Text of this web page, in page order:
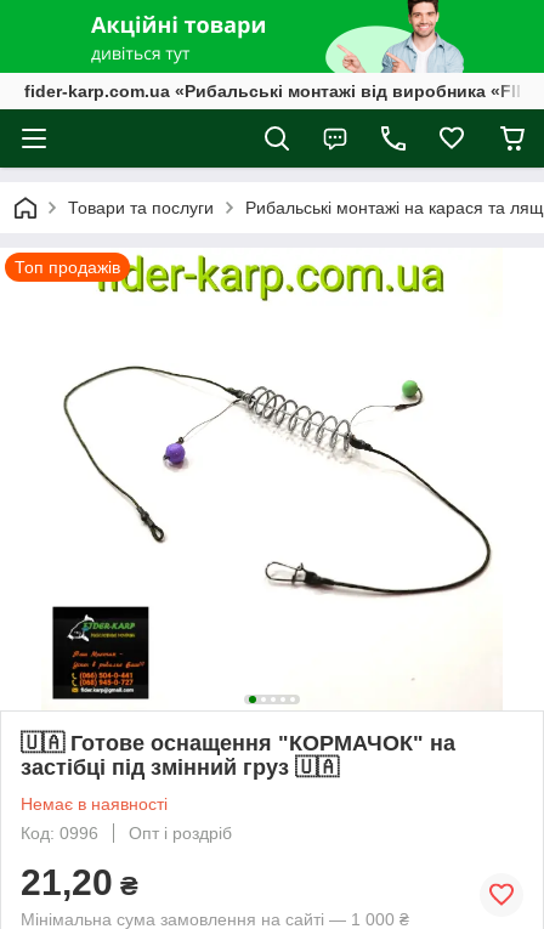
fider-karp.com.ua «Рибальські монтажі від виробника
Товари та послуги Рибальські монтажі на карася та
Топ продажів
🇺🇦 Готове оснащення "КОРМАЧОК" на
застібці під змінний груз 🇺🇦
Немає в наявності
Код: 0996
Опт і роздріб
21,20 ₴
Мінімальна сума замовлення на сайті — 1 000 ₴